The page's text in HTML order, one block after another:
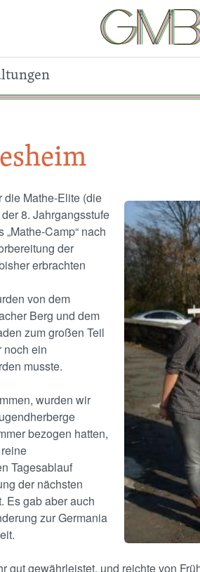
Image
die Mathe-Elite (die
8. Jahrgangsstufe
Camp“ nach
der
erbrachten
von dem
Berg und dem
zum großen Teil
noch ein
musste.
wurden wir
bezogen hatten,
Tagesablauf
der nächsten
Es gab aber auch
zur Germania
gut gewährleistet, und reichte von